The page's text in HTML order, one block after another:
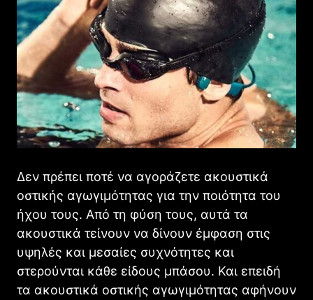
Δεν πρέπει ποτέ να αγοράζετε ακουστικά
οστικής αγωγιμότητας για την ποιότητα του
ήχου τους. Από τη φύση τους, αυτά τα
ακουστικά τείνουν να δίνουν έμφαση στις
υψηλές και μεσαίες συχνότητες και
στερούνται κάθε είδους μπάσου. Και επειδή
τα ακουστικά οστικής αγωγιμότητας αφήνουν